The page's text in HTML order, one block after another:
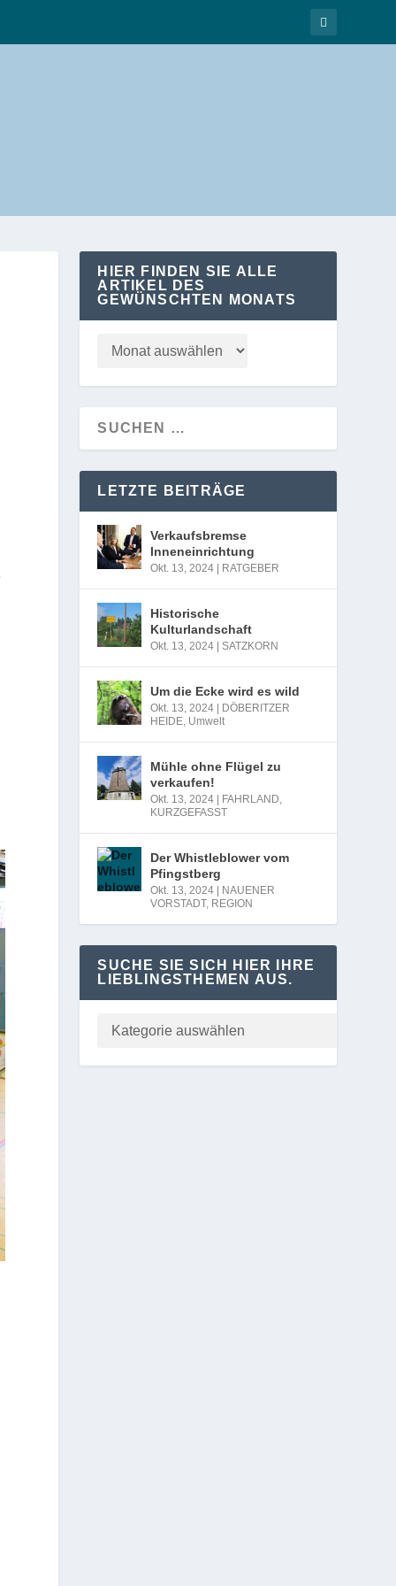
HIER FINDEN SIE ALLE
ARTIKEL DES
GEWÜNSCHTEN MONATS
LETZTE BEITRÄGE
Verkaufsbremse
Inneneinrichtung
Okt. 13, 2024 RATGEBER
Historische
Kulturlandschaft
Okt. 13, 2024 |SATZKORN
Um die Ecke wird es wild
Okt. 13, 2024
DÖBERITZER
HEIDE, Umwelt
Mühle ohne Flügel zu
verkaufen!
Okt. 13, 2024 FAHRLAND,
KURZGEFASST
Der Whistleblower vom
Pfingstberg
Okt. 13, 2024
NAUENER
VORSTADT, REGION
SUCHE SIE SICH HIER IHRE
LIEBLINGSTHEMEN AUS.